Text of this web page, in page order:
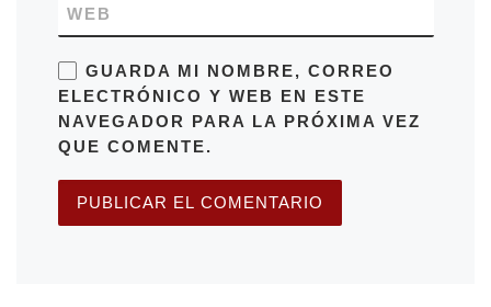
WEB
GUARDA MI NOMBRE, CORREO
ELECTRÓNICO Y WEB EN ESTE
NAVEGADOR PARA LA PRÓXIMA VEZ
QUE COMENTE.